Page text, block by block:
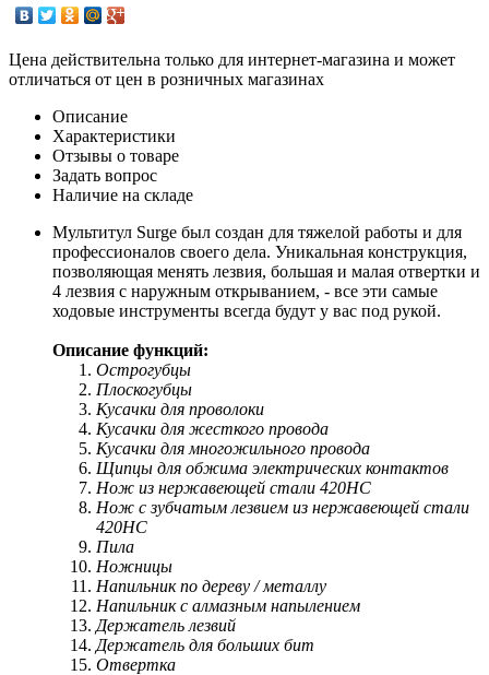
Цена действительна только для интернет-магазина и может
отличаться от цен в розничных магазинах
Описание
Характеристики
Отзывы о товаре
Задать вопрос
Наличие на складе
Мультитул Surge был создан для тяжелой работы и для
профессионалов своего дела. Уникальная конструкция,
позволяющая менять лезвия, большая и малая отвертки и
4 лезвия с наружным открыванием, - все эти самые
ходовые инструменты всегда будут у вас под рукой.
Описание функций:
Острогубцы
Плоскогубцы
Кусачки для проволоки
Кусачки для жесткого провода
Кусачки для многожильного провода
Щипцы для обжима электрических контактов
Нож из нержавеющей стали 420HC
Нож с зубчатым лезвием из нержавеющей стали
420HC
Пила
Ножницы
Напильник по дереву / металлу
Напильник с алмазным напылением
Держатель лезвий
Держатель для больших бит
Отвертка